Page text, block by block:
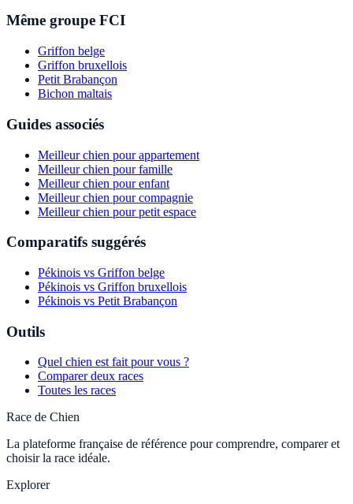
Même groupe FCI
Griffon belge
Griffon bruxellois
Petit Brabançon
Bichon maltais
Guides associés
Meilleur chien pour appartement
Meilleur chien pour famille
Meilleur chien pour enfant
Meilleur chien pour compagnie
Meilleur chien pour petit espace
Comparatifs suggérés
Pékinois vs Griffon belge
Pékinois vs Griffon bruxellois
Pékinois vs Petit Brabançon
Outils
Quel chien est fait pour vous ?
Comparer deux races
Toutes les races
Race de Chien
La plateforme française de référence pour comprendre, comparer et
choisir la race idéale.
Explorer